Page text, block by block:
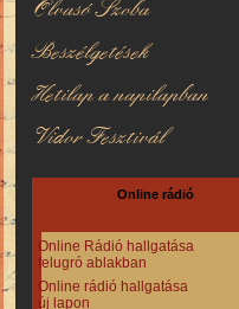
Olvasó Szoba
Beszélgetések
Hetilap a napilapban
Vidor Fesztivál
Online rádió
Online Rádió hallgatása
felugró ablakban
Online rádió hallgatása
új lapon